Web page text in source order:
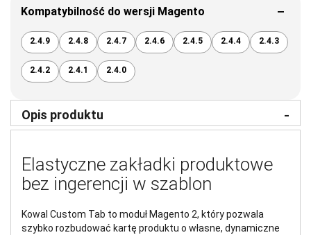
Kompatybilność do wersji Magento
2.4.9 2.4.8 2.4.7 2.4.6 2.4.5 2.4.4 2.4.3
2.4.2 2.4.1 2.4.0
Opis produktu
Elastyczne zakładki produktowe
bez ingerencji w szablon
Kowal Custom Tab to moduł Magento 2, który pozwala
szybko rozbudować kartę produktu o własne, dynamiczne